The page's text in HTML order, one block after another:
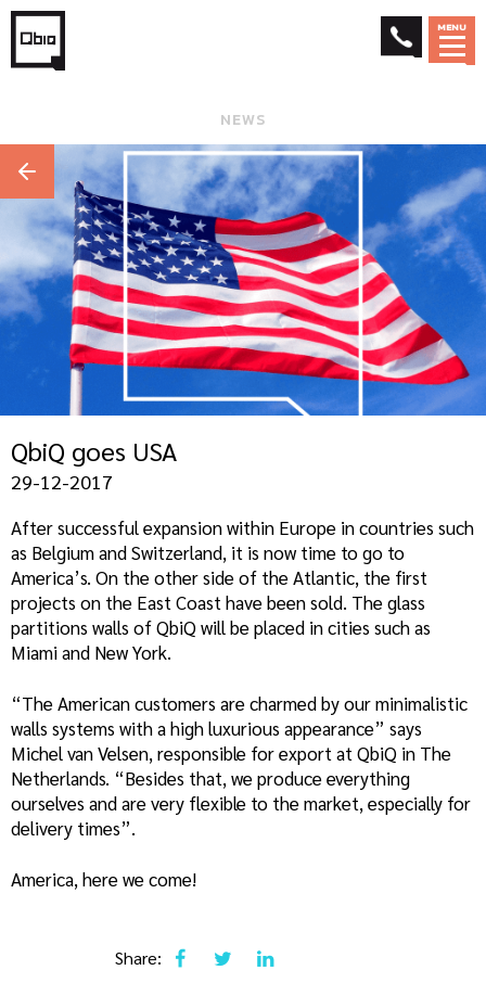
MENU
NEWS
QbiQ goes USA
29-12-2017
After successful expansion within Europe in countries such
as Belgium and Switzerland, it is now time to go to
America’s. On the other side of the Atlantic, the first
projects on the East Coast have been sold. The glass
partitions walls of QbiQ will be placed in cities such as
Miami and New York.
“The American customers are charmed by our minimalistic
walls systems with a high luxurious appearance” says
Michel van Velsen, responsible for export at QbiQ in The
Netherlands. “Besides that, we produce everything
ourselves and are very flexible to the market, especially for
delivery times”.
America, here we come!
Share: